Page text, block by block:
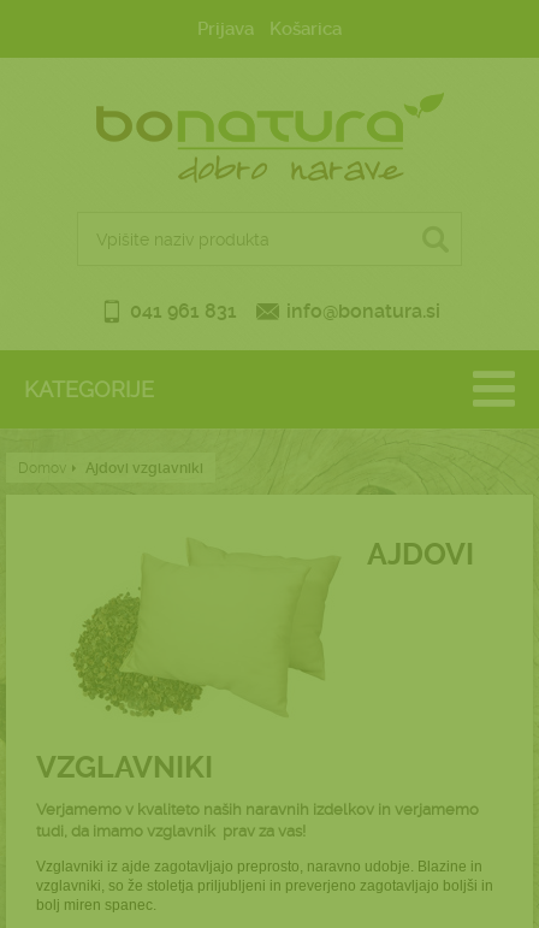
Prijava Košarica
041 961 831 info@bonatura.si
KATEGORIJE
Domov Ajdovi vzglavniki
AJDOVI
VZGLAVNIKI
Verjamemo v kvaliteto naših naravnih izdelkov in verjamemo
tudi, da imamo vzglavnik prav za vas!
Vzglavniki iz ajde zagotavljajo preprosto, naravno udobje. Blazine in
vzglavniki, so že stoletja priljubljeni in preverjeno zagotavljajo boljši in
bolj miren spanec.